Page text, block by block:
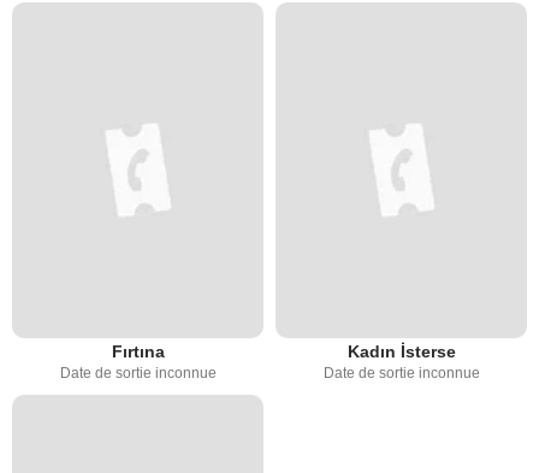
Fırtına
Date de sortie inconnue
Kadın İsterse
Date de sortie inconnue